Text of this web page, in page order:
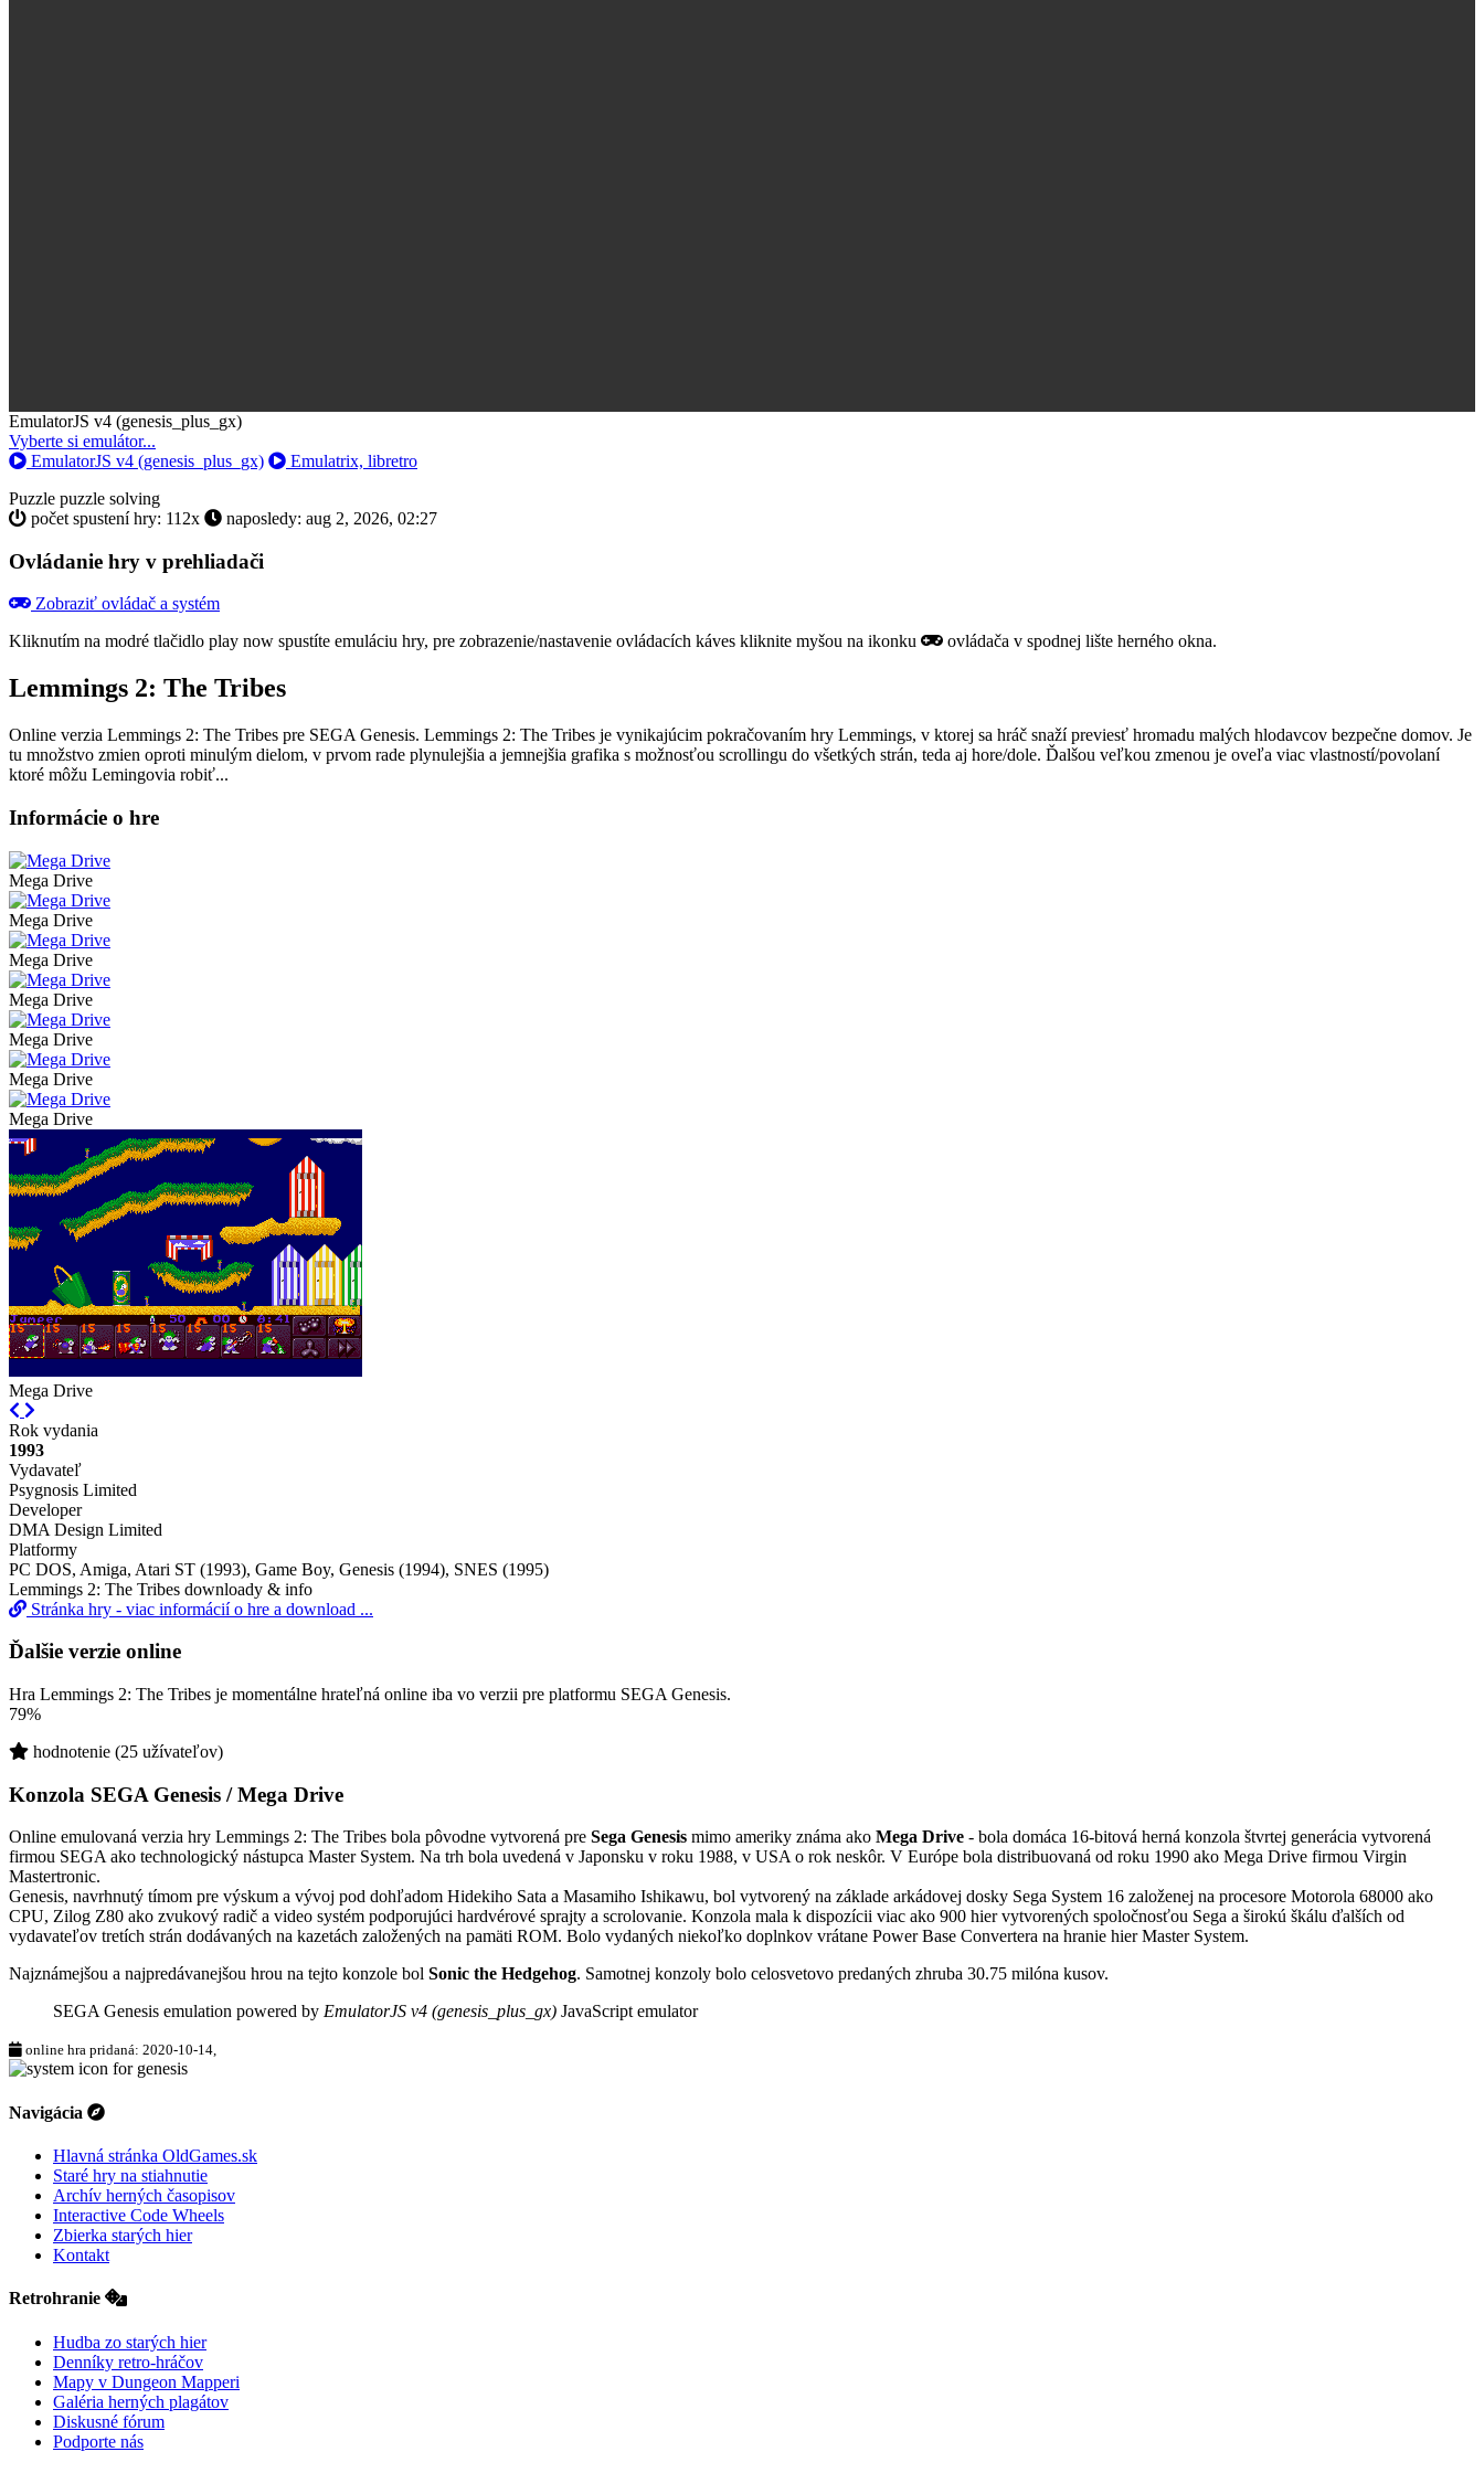
EmulatorJS v4 (genesis_plus_gx)Toggle
Vyberte si emulátor...
EmulatorJS v4 (genesis_plus_gx)
Emulatrix, libretro
Puzzle puzzle solving
počet spustení hry: 112x
naposledy: aug 2, 2026, 02:27
Ovládanie hry v prehliadači
Zobraziť ovládač a systém
Kliknutím na modré tlačidlo play now spustíte emuláciu hry, pre zobrazenie/nastavenie ovládacích káves kliknite myšou na ikonku ovládača v spodnej lište herného okna.
Lemmings 2: The Tribes
Online verzia Lemmings 2: The Tribes pre SEGA Genesis. Lemmings 2: The Tribes je vynikajúcim pokračovaním hry Lemmings, v ktorej sa hráč snaží previesť hromadu malých hlodavcov bezpečne domov. Je
tu množstvo zmien oproti minulým dielom, v prvom rade plynulejšia a jemnejšia grafika s možnosťou scrollingu do všetkých strán, teda aj hore/dole. Ďalšou veľkou zmenou je oveľa viac vlastností/povolaní
ktoré môžu Lemingovia robiť...
Informácie o hre
Mega Drive
Mega Drive
Mega Drive
Mega Drive
Mega Drive
Mega Drive
Mega Drive
Mega Drive
Previous
Rok vydania
1993
Vydavateľ
Psygnosis Limited
Developer
DMA Design Limited
Platformy
PC DOS, Amiga, Atari ST (1993), Game Boy, Genesis (1994), SNES (1995)
Lemmings 2: The Tribes downloady & info
Stránka hry - viac informácií o hre a download ...
Ďalšie verzie online
Hra Lemmings 2: The Tribes je momentálne hrateľná online iba vo verzii pre platformu SEGA Genesis.
79%
hodnotenie (25 užívateľov)
Konzola SEGA Genesis / Mega Drive
Online emulovaná verzia hry Lemmings 2: The Tribes bola pôvodne vytvorená pre Sega Genesis mimo ameriky známa ako Mega Drive - bola domáca 16-bitová herná konzola štvrtej generácia vytvorená
firmou SEGA ako technologický nástupca Master System. Na trh bola uvedená v Japonsku v roku 1988, v USA o rok neskôr. V Európe bola distribuovaná od roku 1990 ako Mega Drive firmou Virgin
Mastertronic.
Genesis, navrhnutý tímom pre výskum a vývoj pod dohľadom Hidekiho Sata a Masamiho Ishikawu, bol vytvorený na základe arkádovej dosky Sega System 16 založenej na procesore Motorola 68000 ako
CPU, Zilog Z80 ako zvukový radič a video systém podporujúci hardvérové sprajty a scrolovanie. Konzola mala k dispozícii viac ako 900 hier vytvorených spoločnosťou Sega a širokú škálu ďalších od
vydavateľov tretích strán dodávaných na kazetách založených na pamäti ROM. Bolo vydaných niekoľko doplnkov vrátane Power Base Convertera na hranie hier Master System.
Najznámejšou a najpredávanejšou hrou na tejto konzole bol Sonic the Hedgehog. Samotnej konzoly bolo celosvetovo predaných zhruba 30.75 milóna kusov.
SEGA Genesis emulation powered by EmulatorJS v4 (genesis_plus_gx) JavaScript emulator
online hra pridaná: 2020-10-14,
Navigácia
Hlavná stránka OldGames.sk
Staré hry na stiahnutie
Archív herných časopisov
Interactive Code Wheels
Zbierka starých hier
Kontakt
Retrohranie
Hudba zo starých hier
Denníky retro-hráčov
Mapy v Dungeon Mapperi
Galéria herných plagátov
Diskusné fórum
Podporte nás